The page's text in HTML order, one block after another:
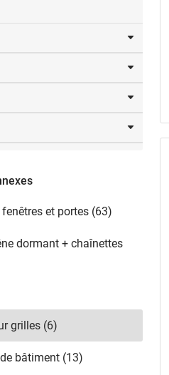
et portes (63)
dormant + chaînettes
grilles (6)
bâtiment (13)